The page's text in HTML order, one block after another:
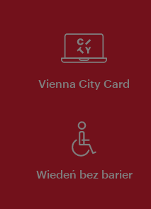
Vienna City Card
Wiedeń bez barier